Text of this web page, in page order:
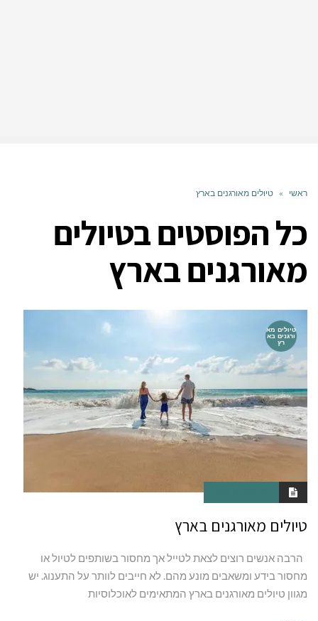
ראשי » טיולים מאורגנים בארץ
כל הפוסטים בטיולים
מאורגנים בארץ
טיולים מא
ורגנים בא
רץ
טיולים מאורגנים בארץ
הרבה אנשים רוצים לצאת לטייל אך מחסור בשותפים לטיול או
מחסור בידע ומשאבים מונע מהם. לא חייבים לוותר על התענוג. יש
מגוון טיולים מאורגנים בארץ המתאימים לאוכלוסיות